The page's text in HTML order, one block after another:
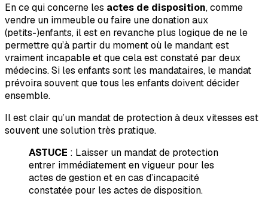
En ce qui concerne les actes de disposition, comme
vendre un immeuble ou faire une donation aux
(petits-)enfants, il est en revanche plus logique de ne le
permettre qu’à partir du moment où le mandant est
vraiment incapable et que cela est constaté par deux
médecins. Si les enfants sont les mandataires, le mandat
prévoira souvent que tous les enfants doivent décider
ensemble.
Il est clair qu’un mandat de protection à deux vitesses est
souvent une solution très pratique.
ASTUCE : Laisser un mandat de protection
entrer immédiatement en vigueur pour les
actes de gestion et en cas d’incapacité
constatée pour les actes de disposition.